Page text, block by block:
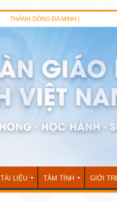
THÁNH DÒNG ĐA MINH |
TÀI LIỆU TÂM TÌNH GIỚI